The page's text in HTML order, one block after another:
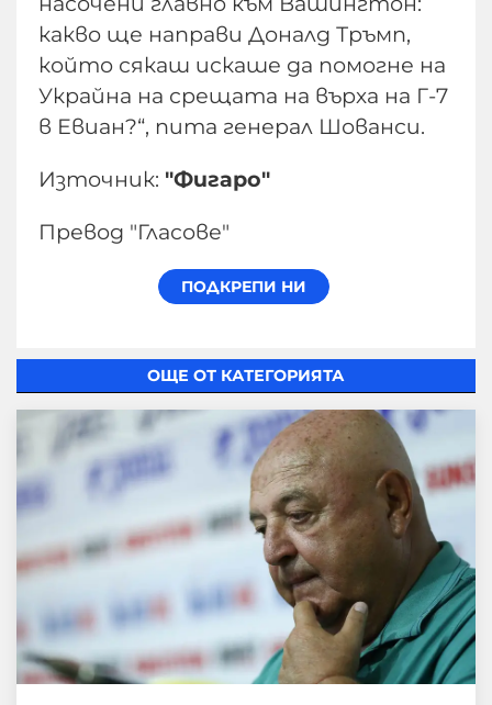
какво ще направи Доналд Тръмп,
който сякаш искаше да помогне на
Украйна на срещата на върха на Г-7
в Евиан?“, пита генерал Шованси.
Източник: "Фигаро"
Превод "Гласове"
ОЩЕ ОТ КАТЕГОРИЯТА